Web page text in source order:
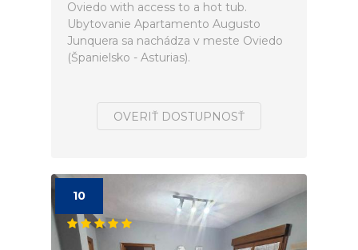
Oviedo with access to a hot tub.
Ubytovanie Apartamento Augusto
Junquera sa nachádza v meste Oviedo
(Španielsko - Asturias).
OVERIŤ DOSTUPNOSŤ
10